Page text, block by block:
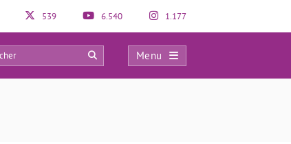
539 6.540 1.177
Menu
2